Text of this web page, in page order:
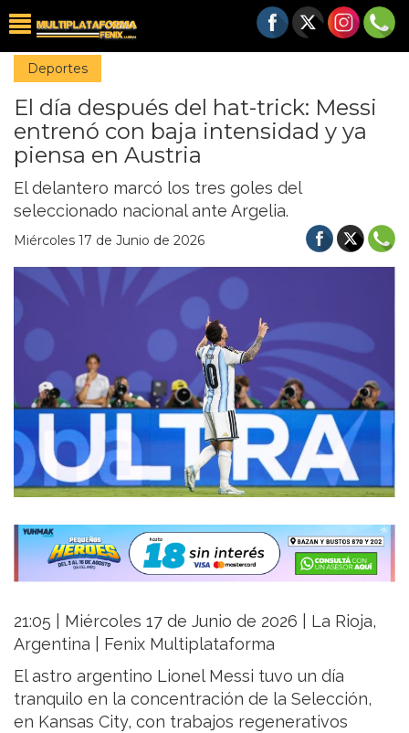
Deportes
El día después del hat-trick: Messi
entrenó con baja intensidad y ya
piensa en Austria
El delantero marcó los tres goles del
seleccionado nacional ante Argelia.
Miércoles 17 de Junio de 2026
21:05 | Miércoles 17 de Junio de 2026 | La Rioja,
Argentina | Fenix Multiplataforma
El astro argentino Lionel Messi tuvo un día
tranquilo en la concentración de la Selección,
en Kansas City, con trabajos regenerativos